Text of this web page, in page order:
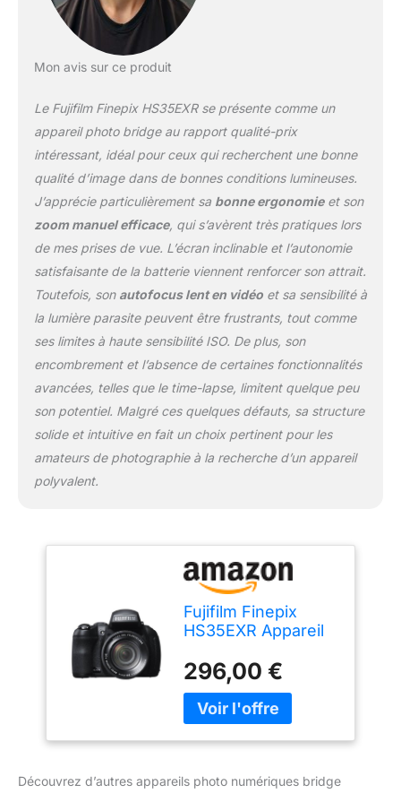
Mon avis sur ce produit
Le Fujifilm Finepix HS35EXR se présente comme un
appareil photo bridge au rapport qualité-prix
intéressant, idéal pour ceux qui recherchent une bonne
qualité d’image dans de bonnes conditions lumineuses.
J’apprécie particulièrement sa bonne ergonomieet son
zoom manuel efficace, qui s’avèrent très pratiques lors
de mes prises de vue. L’écran inclinable et l’autonomie
satisfaisante de la batterie viennent renforcer son attrait.
Toutefois, son autofocus lent en vidéoet sa sensibilité à
la lumière parasite peuvent être frustrants, tout comme
ses limites à haute sensibilité ISO. De plus, son
encombrement et l’absence de certaines fonctionnalités
avancées, telles que le time-lapse, limitent quelque peu
son potentiel. Malgré ces quelques défauts, sa structure
solide et intuitive en fait un choix pertinent pour les
amateurs de photographie à la recherche d’un appareil
polyvalent.
Fujifilm Finepix
HS35EXR Appareil
Bridge 16 Mpix Noir
296,00 €
Découvrez d’autres appareils photo numériques bridge